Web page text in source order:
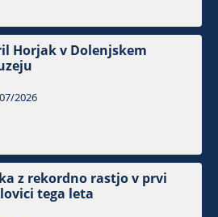
Horjak v Dolenjskem
2026
z rekordno rastjo v prvi
tega leta